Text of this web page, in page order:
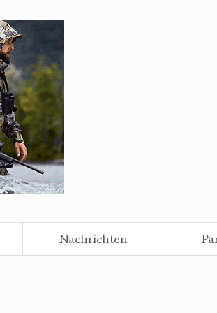
Nachrichten